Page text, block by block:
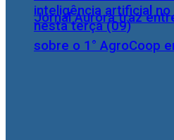
Jornal Aurora traz
sobre o 1° AgroCoop
inteligência artificial
nesta terça (09)